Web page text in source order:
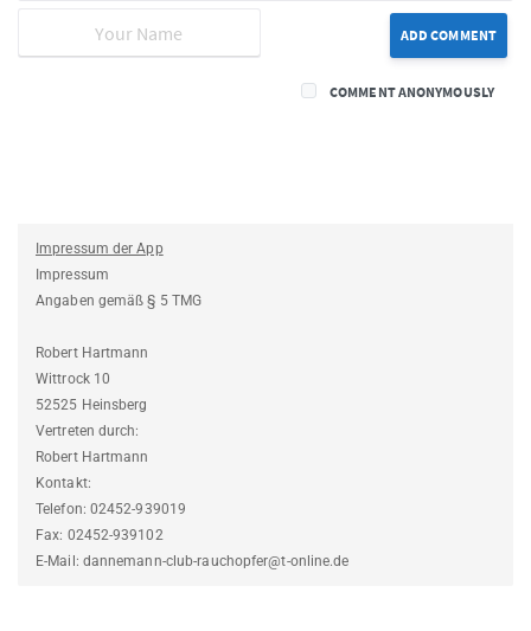
ADD COMMENT
COMMENT ANONYMOUSLY
Impressum der App
Impressum
Angaben gemäß § 5 TMG
Robert Hartmann
Wittrock 10
52525 Heinsberg
Vertreten durch:
Robert Hartmann
Kontakt:
Telefon: 02452-939019
Fax: 02452-939102
E-Mail: dannemann-club-rauchopfer@t-online.de